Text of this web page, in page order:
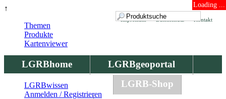
↑ Loading ...
Kontakt
Datenschutz
Impressum
LGRBhome
LGRBgeoportal
LGRBbohrungen
LGRB-Shop
Themen
Produkte
Kartenviewer
LGRBwissen
Anmelden / Registrieren